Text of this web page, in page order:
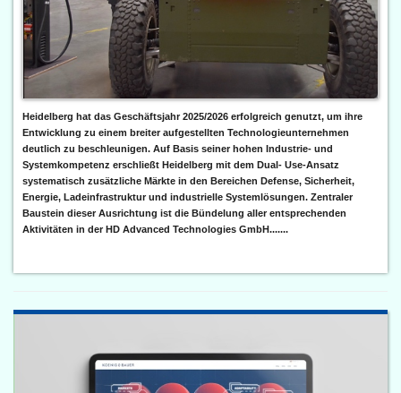
Heidelberg hat das Geschäftsjahr 2025/2026 erfolgreich genutzt, um ihre
Entwicklung zu einem breiter aufgestellten Technologieunternehmen
deutlich zu beschleunigen. Auf Basis seiner hohen Industrie- und
Systemkompetenz erschließt Heidelberg mit dem Dual- Use-Ansatz
systematisch zusätzliche Märkte in den Bereichen Defense, Sicherheit,
Energie, Ladeinfrastruktur und industrielle Systemlösungen. Zentraler
Baustein dieser Ausrichtung ist die Bündelung aller entsprechenden
Aktivitäten in der HD Advanced Technologies GmbH.......